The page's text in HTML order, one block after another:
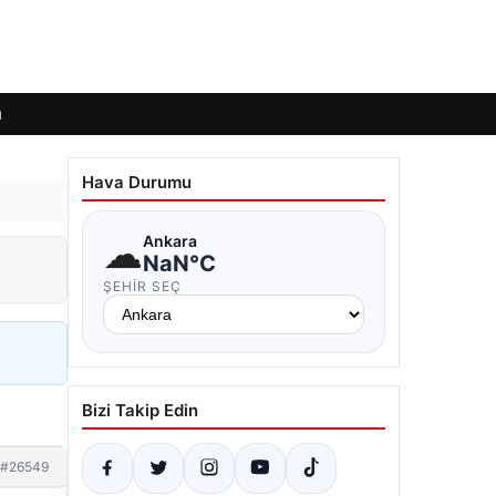
#26549
Hava Durumu
☁Ankara
NaN°C
ŞEHIR SEÇ
Bizi Takip Edin